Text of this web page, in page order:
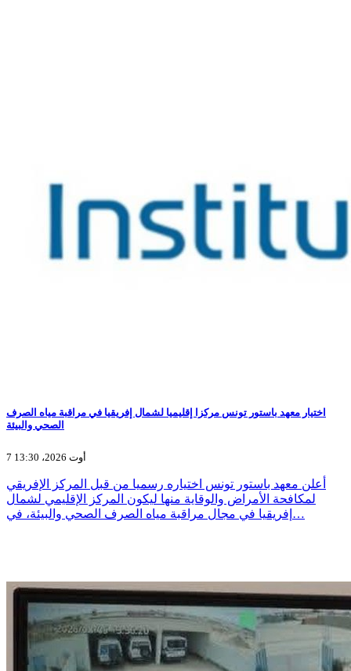
اختيار معهد باستور تونس مركزا إقليميا لشمال إفريقيا في مراقبة مياه الصرف
الصحي والبيئة
7 أوت 2026، 13:30
أعلن معهد باستور تونس اختياره رسميا من قبل المركز الإفريقي
لمكافحة الأمراض والوقاية منها ليكون المركز الإقليمي لشمال
إفريقيا في مجال مراقبة مياه الصرف الصحي والبيئة، في…